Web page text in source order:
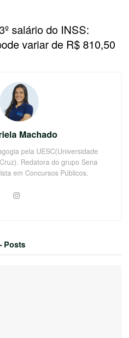
salário do INSS:
variar de R$ 810,50
Machado
pela UESC(Universidade
Redatora do grupo Sena
em Concursos Públicos.
- Posts